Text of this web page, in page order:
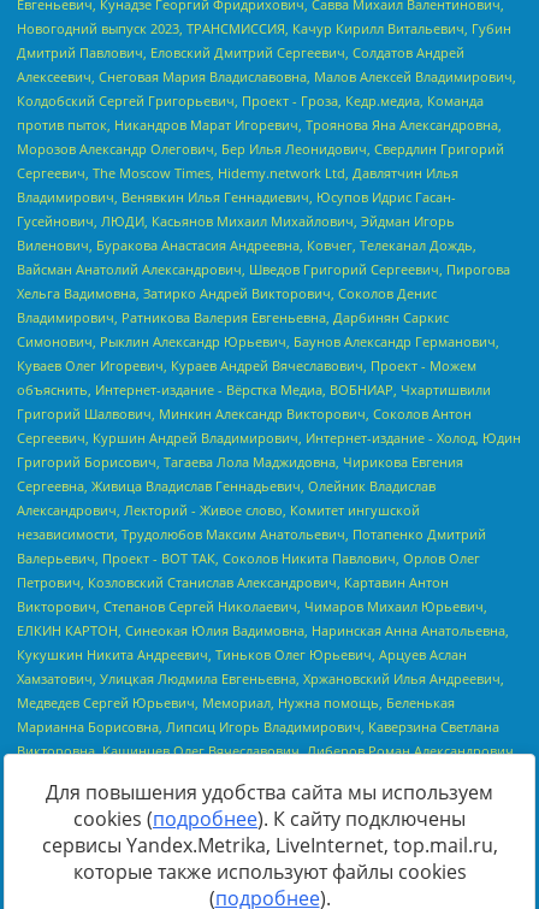
Источник:https://minjust.gov.ru/uploaded/files/reestr-
inostrannyih-agentov-22-03-2024.pdfданные на22.03.2024
Для повышения удобства сайта мы используем
cookies (подробнее). К сайту подключены
сервисы Yandex.Metrika, LiveInternet, top.mail.ru,
которые также используют файлы cookies
(подробнее).